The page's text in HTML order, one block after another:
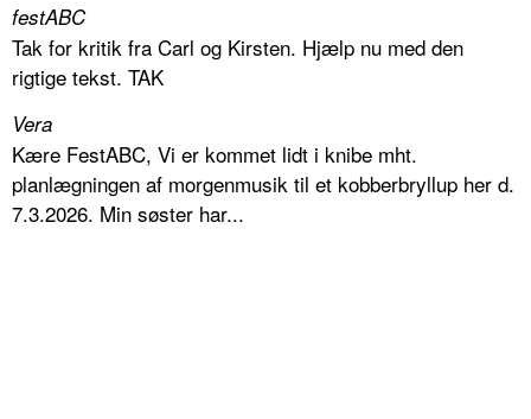
festABC
Tak for kritik fra Carl og Kirsten. Hjælp nu med den
rigtige tekst. TAK
Vera
Kære FestABC, Vi er kommet lidt i knibe mht.
planlægningen af morgenmusik til et kobberbryllup her d.
7.3.2026. Min søster har...